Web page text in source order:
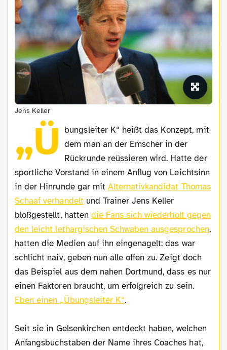
Jens Keller
„Ü
bungsleiter K“ heißt das Konzept, mit
dem man an der Emscher in der
Rückrunde reüssieren wird. Hatte der
sportliche Vorstand in einem Anflug von Leichtsinn
in der Hinrunde gar mit Alternativkandidat Thomas
Schaaf verhandelt und Trainer Jens Keller
bloßgestellt, hatten die Fans sich wiederholt gegen
den leicht lethargischen Schwaben ausgesprochen,
hatten die Medien auf ihn eingenagelt: das war
schlicht naiv, geben nun alle offen zu. Zeigt doch
das Beispiel aus dem nahen Dortmund, dass es nur
einen Faktoren braucht, um erfolgreich zu sein.
Eben einen „Übungsleiter K“.
Seit sie in Gelsenkirchen entdeckt haben, welchen
Anfangsbuchstaben der Name ihres Coaches hat,